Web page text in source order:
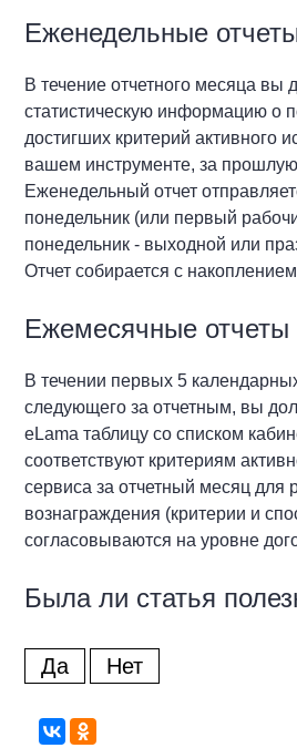
Еженедельные
В течение отчетного месяца вы
статистическую информацию о
достигших критерий активного
вашем инструменте, за
Еженедельный отчет
понедельник (или первый
понедельник - выходной или
Отчет собирается с
Ежемесячные отчеты
В течении первых 5
следующего за отчетным, вы
eLama таблицу со списком
соответствуют критериям
сервиса за отчетный месяц для
вознаграждения (критерии и
согласовываются на уровне
Была ли статья
Да Нет